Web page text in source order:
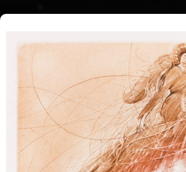
Home |
Výstavy Ocenění Sbírky
Karel Demel
* 28. 2. 1942 † 5.6.2024